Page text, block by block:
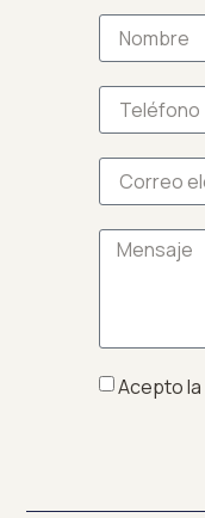
Acepto la